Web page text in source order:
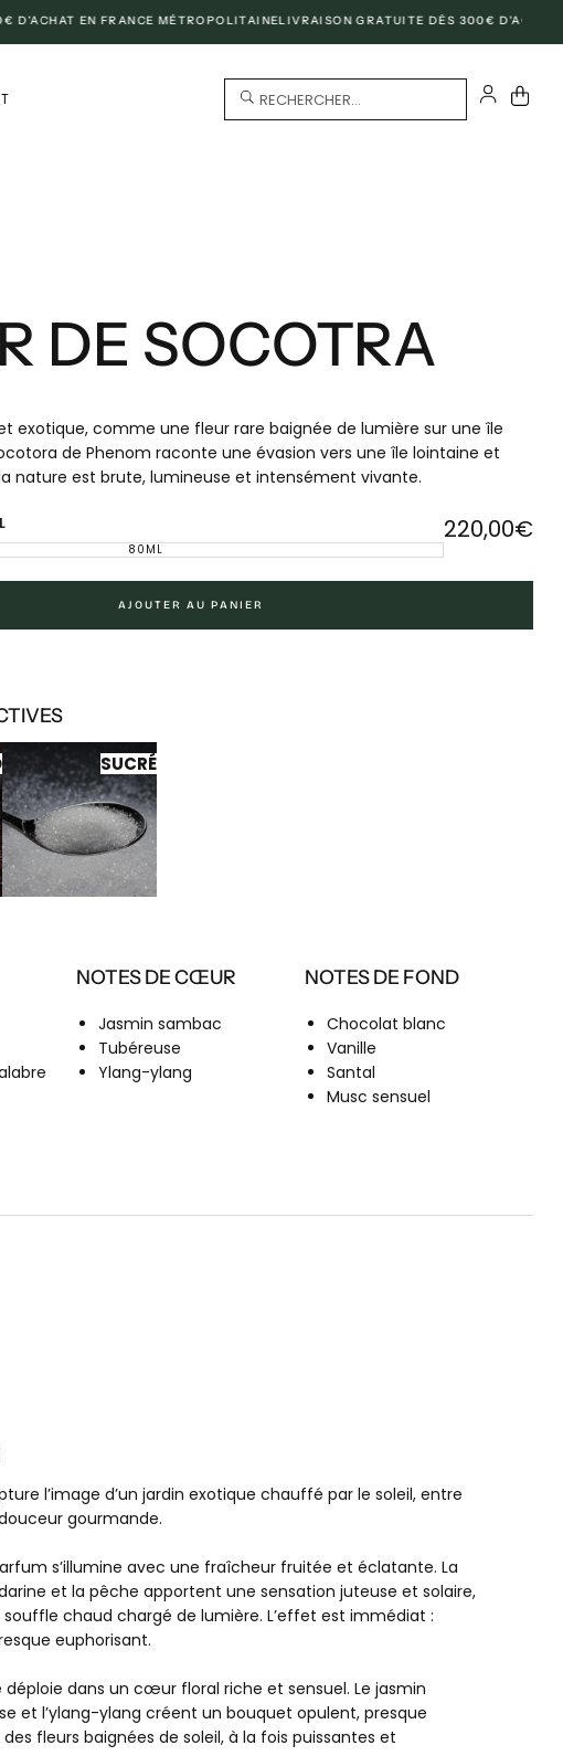
EN FRANCE MÉTROPOLITAINELIVRAISON GRATUITE DÈS 300€ D'ACHAT À
RECHERCHER...
DE SOCOTRA
exotique, comme une fleur rare baignée de lumière sur une île
de Phenom raconte une évasion vers une île lointaine et
nature est brute, lumineuse et intensément vivante.
80MLVARIANTE
INDISPONIBLE
220,00€
Prix
régulier
220,00€
AJOUTER AU PANIER
SUCRÉ
NOTES DE CŒUR
Jasmin sambac
Tubéreuse
Ylang-ylang
NOTES DE FOND
Chocolat blanc
Vanille
Santal
Musc sensuel
l’image d’un jardin exotique chauffé par le soleil, entre
gourmande.
s’illumine avec une fraîcheur fruitée et éclatante. La
et la pêche apportent une sensation juteuse et solaire,
chaud chargé de lumière. L’effet est immédiat :
euphorisant.
déploie dans un cœur floral riche et sensuel. Le jasmin
et l’ylang-ylang créent un bouquet opulent, presque
fleurs baignées de soleil, à la fois puissantes et